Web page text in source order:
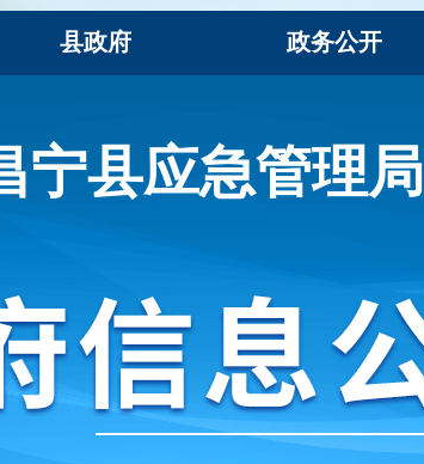
县政府 政务公开
宁县应急管理局